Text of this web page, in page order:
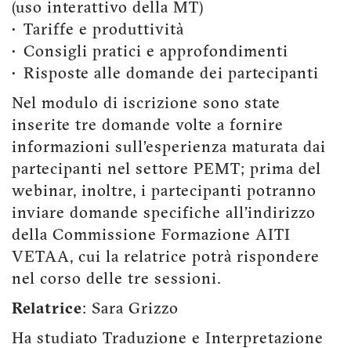
(uso interattivo della MT)
• Tariffe e produttività
• Consigli pratici e approfondimenti
• Risposte alle domande dei partecipanti
Nel modulo di iscrizione sono state
inserite tre domande volte a fornire
informazioni sull’esperienza maturata dai
partecipanti nel settore PEMT; prima del
webinar, inoltre, i partecipanti potranno
inviare domande specifiche all’indirizzo
della Commissione Formazione AITI
VETAA, cui la relatrice potrà rispondere
nel corso delle tre sessioni.
Relatrice: Sara Grizzo
Ha studiato Traduzione e Interpretazione